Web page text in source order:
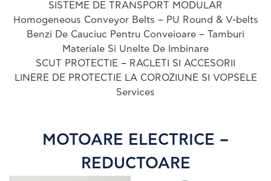
SISTEME DE TRANSPORT MODULAR
Homogeneous Conveyor Belts – PU Round & V-belts
Benzi De Cauciuc Pentru Conveioare – Tamburi
Materiale Si Unelte De Imbinare
SCUT PROTECTIE – RACLETI SI ACCESORII
LINERE DE PROTECTIE LA COROZIUNE SI VOPSELE
Services
MOTOARE ELECTRICE –
REDUCTOARE